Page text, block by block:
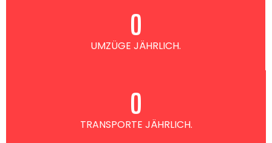
UMZÜGE JÄHRLICH.
0
TRANSPORTE JÄHRLICH.
0